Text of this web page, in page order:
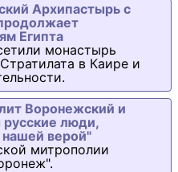
Архипастырь с
Египта
монастырь
в Каире и
Воронежский и
люди,
нашей верой"
митрополии